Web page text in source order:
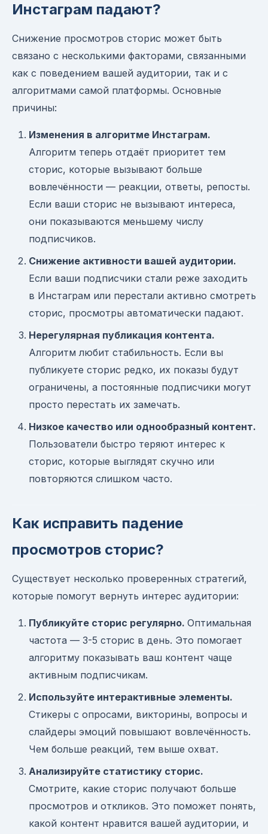
Инстаграм падают?
Снижение просмотров сторис может быть
связано с несколькими факторами, связанными
как с поведением вашей аудитории, так и с
алгоритмами самой платформы. Основные
причины:
Изменения в алгоритме Инстаграм.
Алгоритм теперь отдаёт приоритет тем
сторис, которые вызывают больше
вовлечённости — реакции, ответы, репосты.
Если ваши сторис не вызывают интереса,
они показываются меньшему числу
подписчиков.
Снижение активности вашей аудитории.
Если ваши подписчики стали реже заходить
в Инстаграм или перестали активно смотреть
сторис, просмотры автоматически падают.
Нерегулярная публикация контента.
Алгоритм любит стабильность. Если вы
публикуете сторис редко, их показы будут
ограничены, а постоянные подписчики могут
просто перестать их замечать.
Низкое качество или однообразный контент.
Пользователи быстро теряют интерес к
сторис, которые выглядят скучно или
повторяются слишком часто.
Как исправить падение
просмотров сторис?
Существует несколько проверенных стратегий,
которые помогут вернуть интерес аудитории:
Публикуйте сторис регулярно. Оптимальная
частота — 3-5 сторис в день. Это помогает
алгоритму показывать ваш контент чаще
активным подписчикам.
Используйте интерактивные элементы.
Стикеры с опросами, викторины, вопросы и
слайдеры эмоций повышают вовлечённость.
Чем больше реакций, тем выше охват.
Анализируйте статистику сторис.
Смотрите, какие сторис получают больше
просмотров и откликов. Это поможет понять,
какой контент нравится вашей аудитории, и